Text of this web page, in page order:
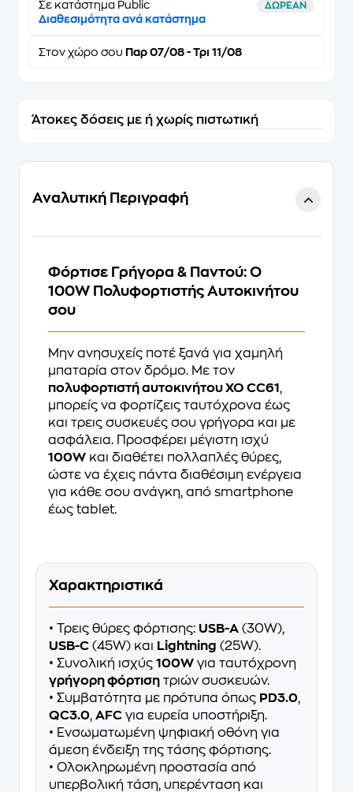
Σε κατάστημα Public ΔΩΡΕΑΝ
Διαθεσιμότητα ανά κατάστημα
Στον χώρο σου Παρ 07/08 - Τρι 11/08
Άτοκες δόσεις με ή χωρίς πιστωτική
Αναλυτική Περιγραφή
Φόρτισε Γρήγορα & Παντού: Ο
100W Πολυφορτιστής Αυτοκινήτου
σου
Μην ανησυχείς ποτέ ξανά για χαμηλή
μπαταρία στον δρόμο. Με τον
πολυφορτιστή αυτοκινήτου XO CC61 ,
μπορείς να φορτίζεις ταυτόχρονα έως
και τρεις συσκευές σου γρήγορα και με
ασφάλεια. Προσφέρει μέγιστη ισχύ
100W και διαθέτει πολλαπλές θύρες,
ώστε να έχεις πάντα διαθέσιμη ενέργεια
για κάθε σου ανάγκη, από smartphone
έως tablet.
Χαρακτηριστικά
• Τρεις θύρες φόρτισης: USB-A (30W),
USB-C (45W) και Lightning (25W).
• Συνολική ισχύς 100W για ταυτόχρονη
γρήγορη φόρτιση τριών συσκευών.
• Συμβατότητα με πρότυπα όπως PD3.0,
QC3.0, AFC για ευρεία υποστήριξη.
• Ενσωματωμένη ψηφιακή οθόνη για
άμεση ένδειξη της τάσης φόρτισης.
• Ολοκληρωμένη προστασία από
υπερβολική τάση, υπερένταση και